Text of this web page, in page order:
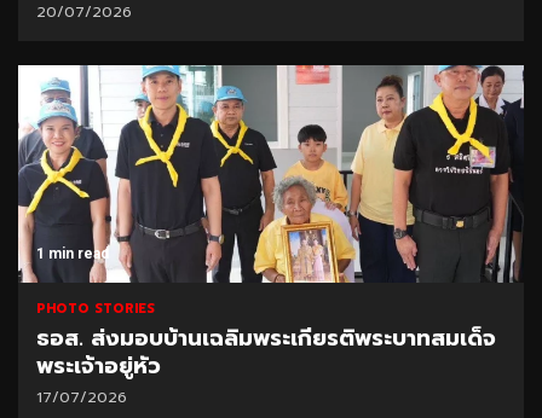
20/07/2026
1 min read
PHOTO STORIES
ธอส. ส่งมอบบ้านเฉลิมพระเกียรติพระบาทสมเด็จ
พระเจ้าอยู่หัว
17/07/2026